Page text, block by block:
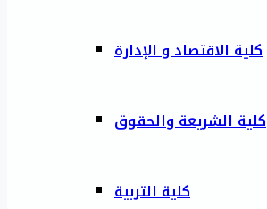
كلية الاقتصاد و الإدارة
كلية الشريعة والحقوق
كلية التربية